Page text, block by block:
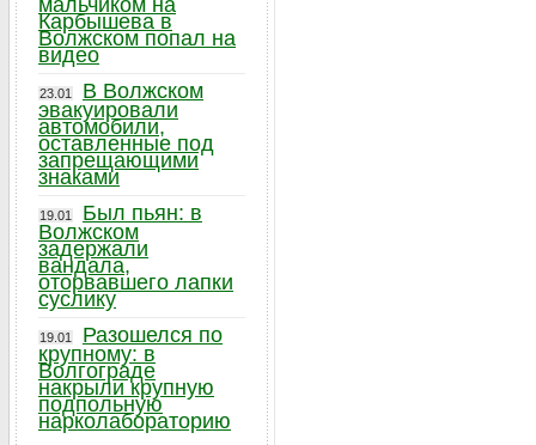
мальчиком на
Карбышева в
Волжском попал на
видео
23.01
В Волжском
эвакуировали
автомобили,
оставленные под
запрещающими
знаками
19.01
Был пьян: в
Волжском
задержали
вандала,
оторвавшего лапки
суслику
19.01
Разошелся по
крупному: в
Волгограде
накрыли крупную
подпольную
нарколабораторию